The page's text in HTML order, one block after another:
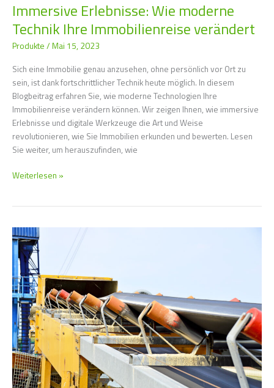
Immersive Erlebnisse: Wie moderne
Technik Ihre Immobilienreise verändert
Produkte / Mai 15, 2023
Sich eine Immobilie genau anzusehen, ohne persönlich vor Ort zu
sein, ist dank fortschrittlicher Technik heute möglich. In diesem
Blogbeitrag erfahren Sie, wie moderne Technologien Ihre
Immobilienreise verändern können. Wir zeigen Ihnen, wie immersive
Erlebnisse und digitale Werkzeuge die Art und Weise
revolutionieren, wie Sie Immobilien erkunden und bewerten. Lesen
Sie weiter, um herauszufinden, wie
Weiterlesen »
So
gelingt
der
sichere
und
schonende
Gütertransport